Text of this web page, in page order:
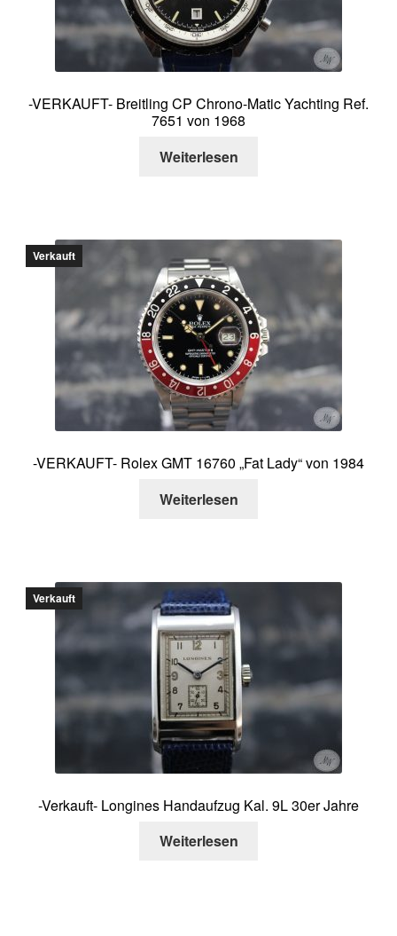
-VERKAUFT- Breitling CP Chrono-Matic Yachting Ref.
7651 von 1968
Weiterlesen
Verkauft
-VERKAUFT- Rolex GMT 16760 „Fat Lady“ von 1984
Weiterlesen
Verkauft
-Verkauft- Longines Handaufzug Kal. 9L 30er Jahre
Weiterlesen